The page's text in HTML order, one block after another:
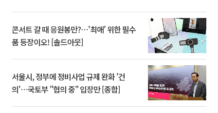
콘서트 갈 때 응원봉만?⋯'최애' 위한 필수
품 등장이오! [솔드아웃]
서울시, 정부에 정비사업 규제 완화 '건
의'⋯국토부 "협의 중" 입장만 [종합]